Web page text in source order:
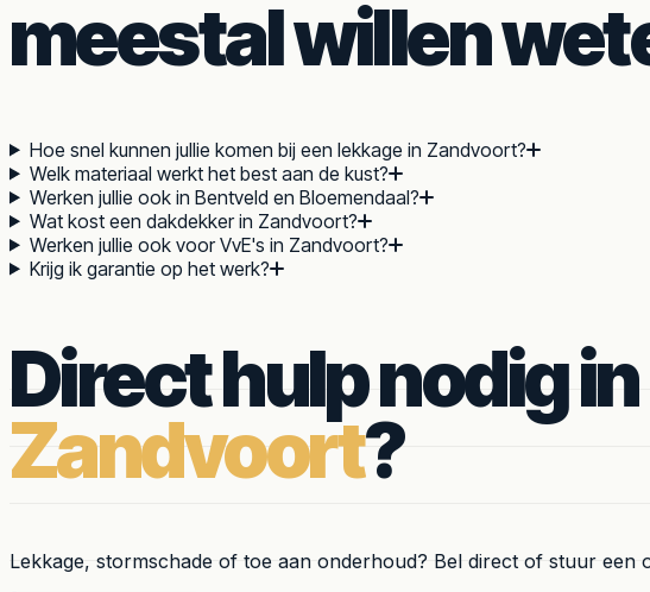
meestal willen
Hoe snel kunnen jullie komen bij een lekkage in Zandvoort?
Welk materiaal werkt het best aan de kust?
Werken jullie ook in Bentveld en Bloemendaal?
Wat kost een dakdekker in Zandvoort?
Werken jullie ook voor VvE's in Zandvoort?
Krijg ik garantie op het werk?
Direct hulp nodig in
Zandvoort?
Lekkage, stormschade of toe aan onderhoud? Bel direct of stuur